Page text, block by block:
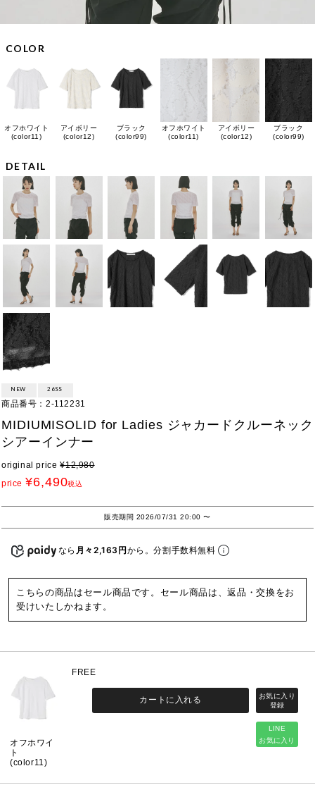
COLOR
オフホワイト
(color11)
アイボリー
(color12)
ブラック
(color99)
オフホワイト
(color11)
アイボリー
(color12)
ブラック
(color99)
DETAIL
NEW 26SS
商品番号 2-112231
MIDIUMISOLID for Ladies ジャカードクルーネック
シアーインナー
original price ¥12,980
price ¥6,490税込
販売期間 2026/07/31 20:00〜
なら 月々2,163円から。分割手数料無料
こちらの商品はセール商品です。セール商品は、返品・交換をお
受けいたしかねます。
オフホワイ
ト
(color11)
FREE
LINE
お気に入り
カートに入れる